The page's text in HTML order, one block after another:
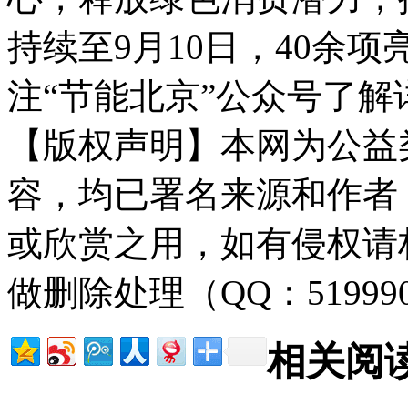
持续至9月10日，40余项
注“节能北京”公众号了解
【版权声明】本网为公
容，均已署名来源和作
或欣赏之用，如有侵权
做删除处理（QQ：
相关阅